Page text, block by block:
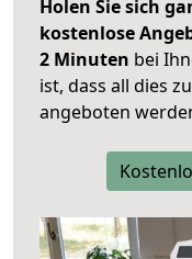
Holen Sie sich
kostenlose
2 Minuten bei
ist, dass all dies
angeboten